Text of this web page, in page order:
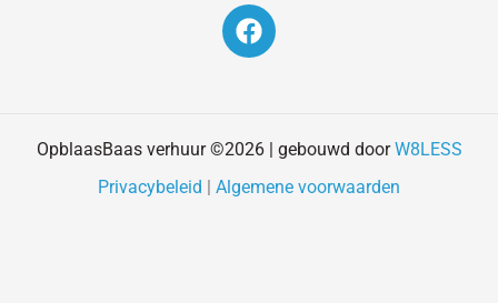
F
a
o
o
k
OpblaasBaas verhuur ©2026 | gebouwd doorW8LESS
Privacybeleid
Algemene voorwaarden